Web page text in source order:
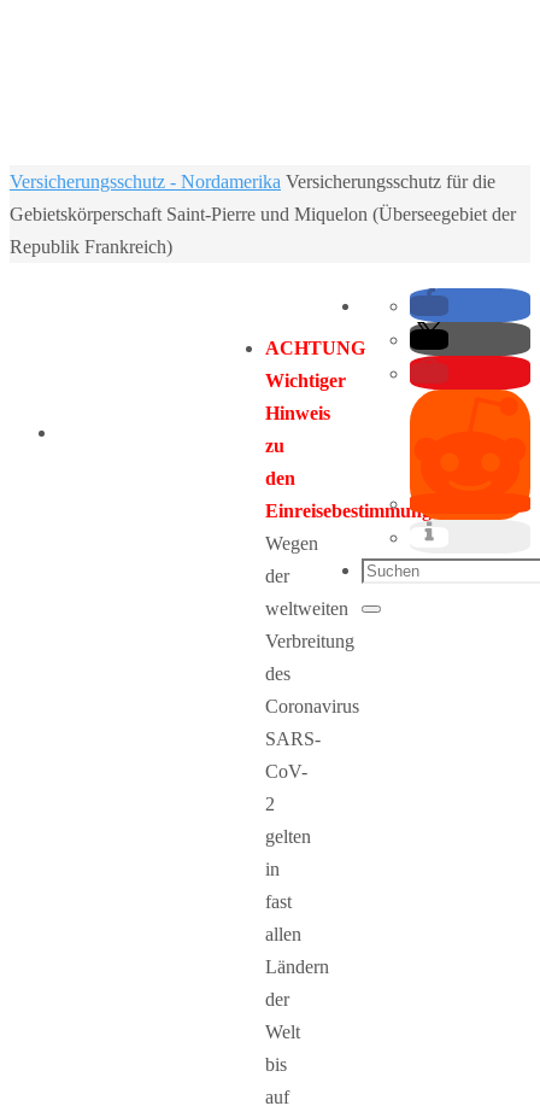
Home
Versicherungsschutz - Nordamerika Versicherungsschutz für die
Gebietskörperschaft Saint-Pierre und Miquelon (Überseegebiet der
Republik Frankreich)
ACHTUNG
Wichtiger
Hinweis
zu
den
Einreisebestimmungen:
Wegen
der
weltweiten
Verbreitung
des
Coronavirus
SARS-
CoV-
2
gelten
in
fast
allen
Ländern
der
Welt
bis
auf
Suchen
nach:
Suchen